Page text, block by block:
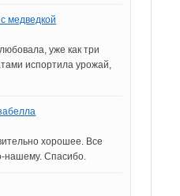
медведкой
уже как три
испортила урожай,
хорошее. Все
нашему. Спасибо.